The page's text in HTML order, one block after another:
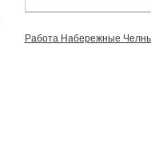
Работа Набережные